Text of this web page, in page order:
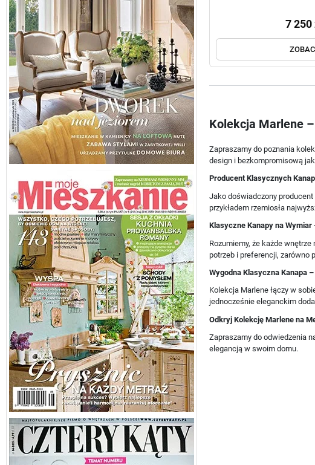
7 250
Kolekcja Marlene
Zapraszamy do poznania
design i bezkompromisową
Producent Klasycznych
Jako doświadczony
przykładem rzemiosła
Klasyczne Kanapy na
Rozumiemy, że każde
potrzeb i preferencji, zarówno
Wygodna Klasyczna Kanapa
Kolekcja Marlene łączy w
jednocześnie eleganckim
Odkryj Kolekcję Marlene na
Zapraszamy do odwiedzenia
elegancją w swoim domu.